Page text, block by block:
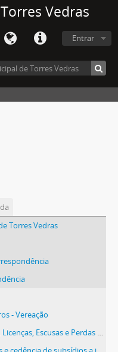
Vedras
Entrar
Torres Vedras
- Vereação
Escusas e Perdas de Mandato